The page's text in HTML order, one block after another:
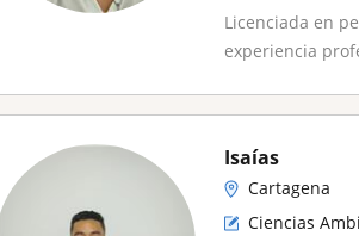
Licenciada en
experiencia
Isaías
Cartagena
Ciencias